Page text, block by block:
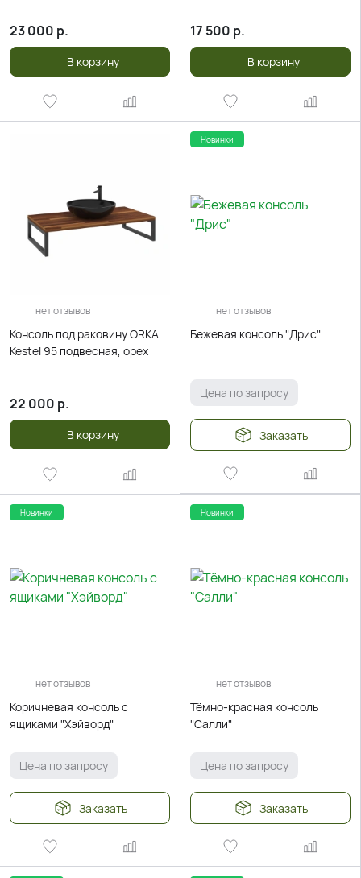
23 000 р.
В корзину
17 500 р.
В корзину
нет отзывов
Консоль под раковину ORKA
Kestel 95 подвесная, орех
22 000 р.
В корзину
Новинки
нет отзывов
Бежевая консоль "Дрис"
Цена по запросу
Заказать
Новинки
нет отзывов
Коричневая консоль с
ящиками "Хэйворд"
Цена по запросу
Заказать
Новинки
нет отзывов
Тёмно-красная консоль
"Салли"
Цена по запросу
Заказать